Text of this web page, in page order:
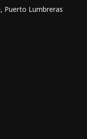
Puerto Lumbreras